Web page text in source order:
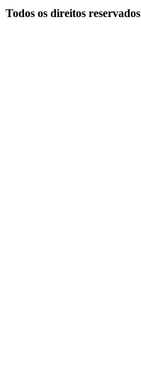
Todos os direitos reservados